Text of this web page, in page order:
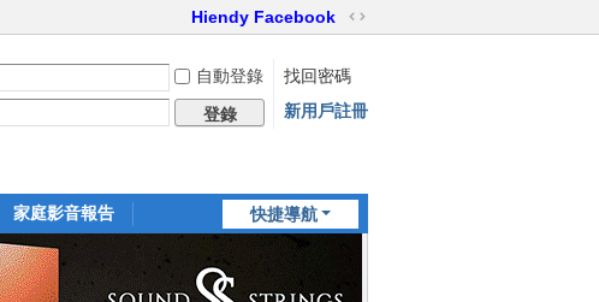
Hiendy Facebook
切
到
寬
版
自動登錄
找回密碼
登錄 新用戶註冊
快捷導航
家庭影音報告
家訪世界